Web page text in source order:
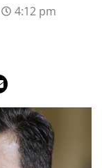
4:12 pm